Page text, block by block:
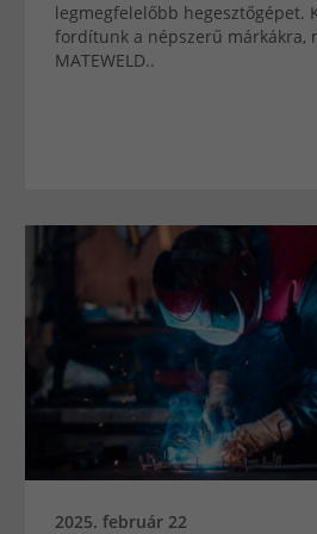
legmegfelelőbb hegesztőgépet.
fordítunk a népszerű márkákra,
MATEWELD..
2025. február 22